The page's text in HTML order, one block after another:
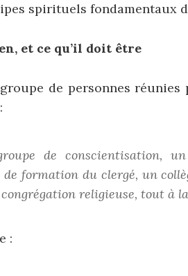
spirituels fondamentaux
et ce qu’il doit être
groupe de personnes
de conscientisation, un
formation du clergé, un
religieuse, tout à
: